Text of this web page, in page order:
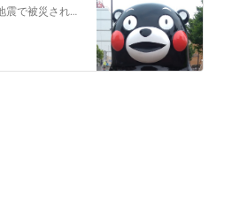
今回の熊本を震源とする地震で被災された皆さままだまだ余震も続き大変な時間を過ごされていると思います。心よりお見舞い申し上げます